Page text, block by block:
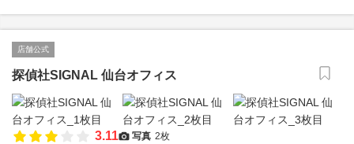
店舗公式
探偵社SIGNAL 仙台オフィス
3.11 写真 2枚